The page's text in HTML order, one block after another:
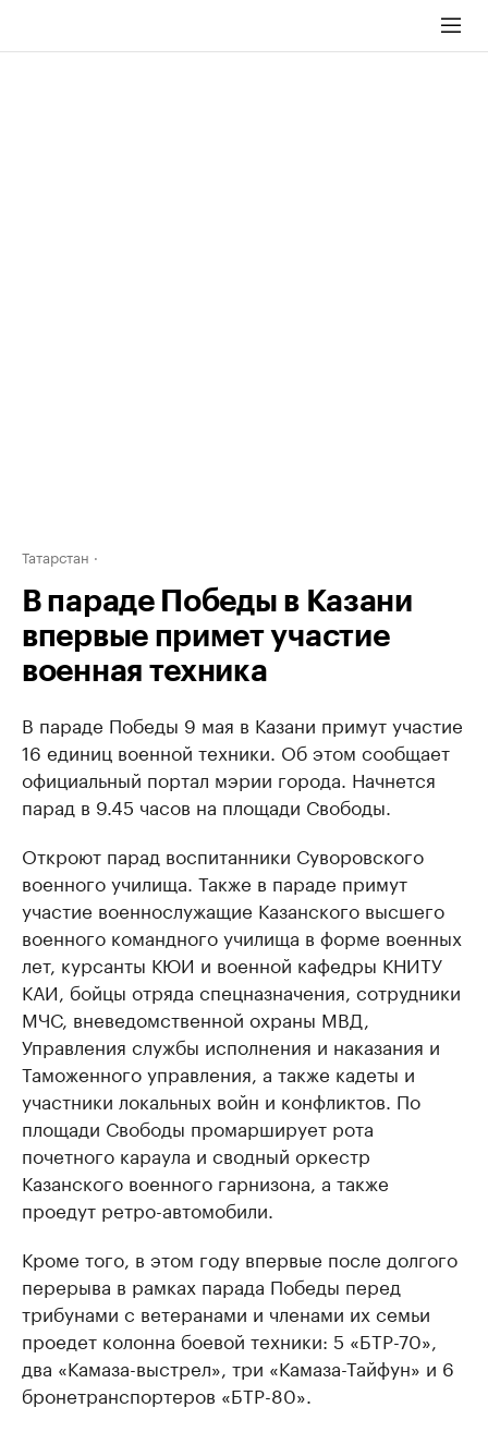
Татарстан
В параде Победы в Казани
впервые примет участие
военная техника
В параде Победы 9 мая в Казани примут участие
16 единиц военной техники. Об этом сообщает
официальный портал мэрии города. Начнется
парад в 9.45 часов на площади Свободы.
Откроют парад воспитанники Суворовского
военного училища. Также в параде примут
участие военнослужащие Казанского высшего
военного командного училища в форме военных
лет, курсанты КЮИ и военной кафедры КНИТУ
КАИ, бойцы отряда спецназначения, сотрудники
МЧС, вневедомственной охраны МВД,
Управления службы исполнения и наказания и
Таможенного управления, а также кадеты и
участники локальных войн и конфликтов. По
площади Свободы промарширует рота
почетного караула и сводный оркестр
Казанского военного гарнизона, а также
проедут ретро-автомобили.
Кроме того, в этом году впервые после долгого
перерыва в рамках парада Победы перед
трибунами с ветеранами и членами их семьи
проедет колонна боевой техники: 5 «БТР-70»,
два «Камаза-выстрел», три «Камаза-Тайфун» и 6
бронетранспортеров «БТР-80».